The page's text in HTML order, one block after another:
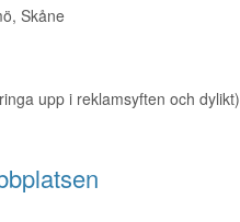
Skåne
upp i reklamsyften och dylikt)